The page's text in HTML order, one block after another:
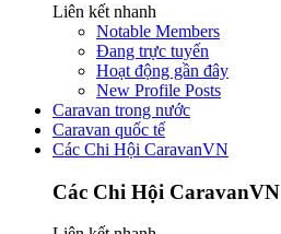
Liên kết nhanh
Notable Members
Đang trực tuyến
Hoạt động gần đây
New Profile Posts
Caravan trong nước
Caravan quốc tế
Các Chi Hội CaravanVN
Các Chi Hội CaravanVN